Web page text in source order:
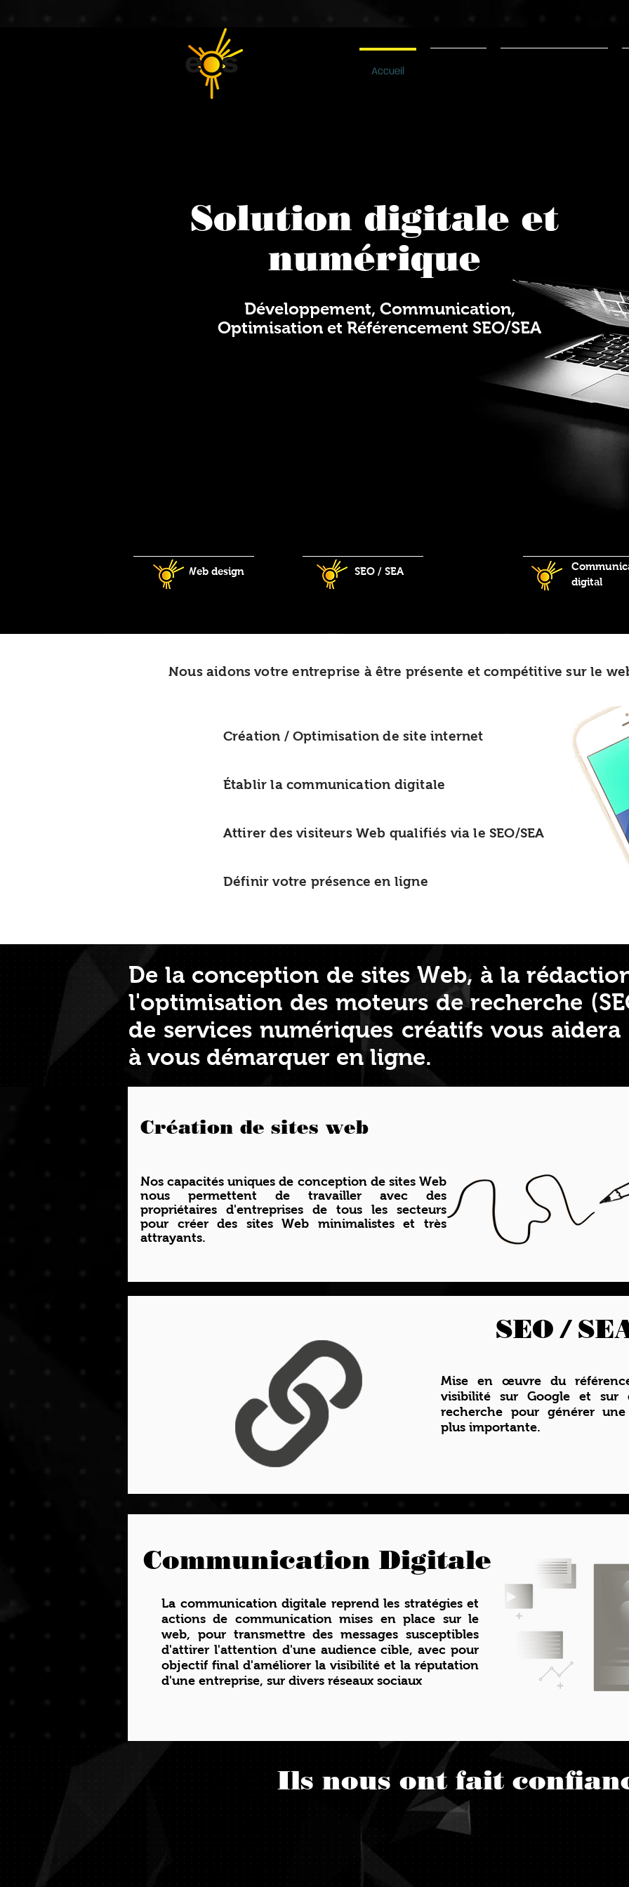
Accueil
Solution digitale et
numérique
Développement, Communication,
Optimisation et Référencement SEO/SEA
Web design SEO / SEA
digital
Nous aidons votre entreprise à être présente et compétitive sur le
Création / Optimisation de site internet
Établir la communication digitale
Attirer des visiteurs Web qualifiés via le SEO/SEA
Définir votre présence en ligne
De la conception de sites Web, à la
l'optimisation des moteurs de recherche
de services numériques créatifs vous
à vous démarquer en ligne.
Création de sites web
Nos capacités uniques de conception de sites Web
nous permettent de travailler avec des
propriétaires d'entreprises de tous les secteurs
pour créer des sites Web minimalistes et très
attrayants.
SEO /
Mise en œuvre du
visibilité sur Google et sur
recherche pour générer
plus importante.
Communication Digitale
La communication digitale reprend les stratégies et
actions de communication mises en place sur le
web, pour transmettre des messages susceptibles
d'attirer l'attention d'une audience cible, avec pour
objectif final d'améliorer la visibilité et la réputation
d'une entreprise, sur divers réseaux sociaux
Ils nous ont fait